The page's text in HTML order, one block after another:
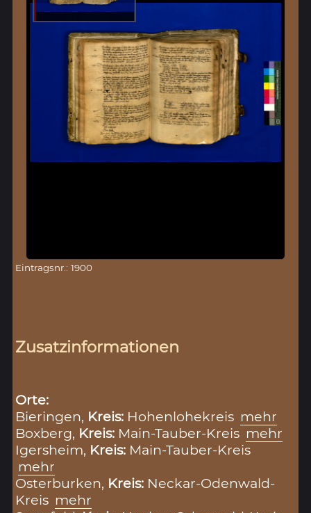
Eintragsnr.: 1900
Zusatzinformationen
Orte:
Bieringen, Kreis: Hohenlohekreis mehr
Boxberg, Kreis: Main-Tauber-Kreis mehr
Igersheim, Kreis: Main-Tauber-Kreis
mehr
Osterburken, Kreis: Neckar-Odenwald-
Kreis mehr